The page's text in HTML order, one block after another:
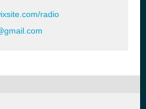
radio